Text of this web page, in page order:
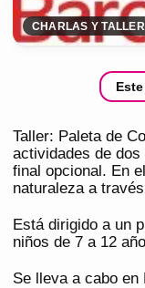
CHARLAS Y
Taller: Paleta de
actividades de
final opcional. En
naturaleza a
Está dirigido a un
niños de 7 a 12
Se lleva a cabo en